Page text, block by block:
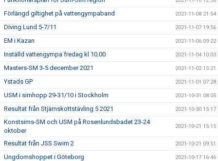
Förlängd giltighet på vattengympaband 2021-11-08 21:54
Diving Lund 5-7/11 2021-11-07 19:56
EM i Kazan 2021-11-06 09:22
Inställd vattengympa fredag kl 10.00 2021-11-04 10:03
Masters-SM 3-5 december 2021 2021-11-02 15:21
Ystads GP 2021-11-01 07:28
USM i simhopp 29-31/10 i Stockholm 2021-10-31 08:05
Resultat från Stjärnskottstävling 5 2021 2021-10-30 15:17
Konstsims-SM och USM på Rosenlundsbadet 23-24
oktober
2021-10-21 15:15
Resultat från JSS Swim 2 2021-10-21 09:51
Ungdomshoppet i Göteborg 2021-10-17 16:46